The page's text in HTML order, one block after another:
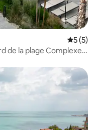
5 (5)
de la plage Complexe